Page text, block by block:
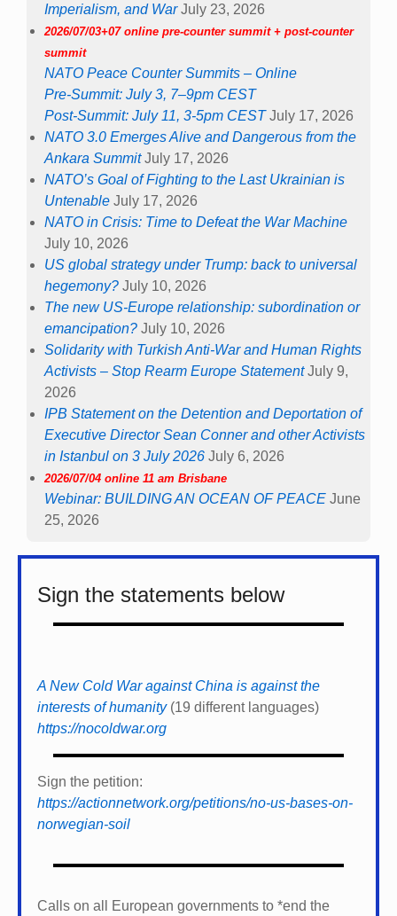
Imperialism, and War July 23, 2026
2026/07/03+07 online pre-counter summit + post-counter
summit
NATO Peace Counter Summits – Online
Pre-Summit: July 3, 7–9pm CEST
Post-Summit: July 11, 3-5pm CEST July 17, 2026
NATO 3.0 Emerges Alive and Dangerous from the
Ankara Summit July 17, 2026
NATO’s Goal of Fighting to the Last Ukrainian is
Untenable July 17, 2026
NATO in Crisis: Time to Defeat the War Machine
July 10, 2026
US global strategy under Trump: back to universal
hegemony? July 10, 2026
The new US-Europe relationship: subordination or
emancipation? July 10, 2026
Solidarity with Turkish Anti-War and Human Rights
Activists – Stop Rearm Europe Statement July 9,
2026
IPB Statement on the Detention and Deportation of
Executive Director Sean Conner and other Activists
in Istanbul on 3 July 2026 July 6, 2026
2026/07/04 online 11 am Brisbane
Webinar: BUILDING AN OCEAN OF PEACE June
25, 2026
Sign the statements below
A New Cold War against China is against the
interests of humanity(19 different languages)
https://nocoldwar.org
Sign the petition:
https://actionnetwork.org/petitions/no-us-bases-on-
norwegian-soil
Calls on all European governments to *end the